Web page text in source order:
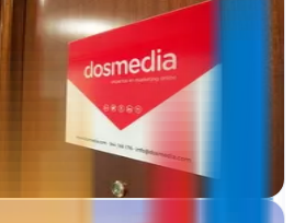
online en Bilbao con diseño web,
generan resultados medibles